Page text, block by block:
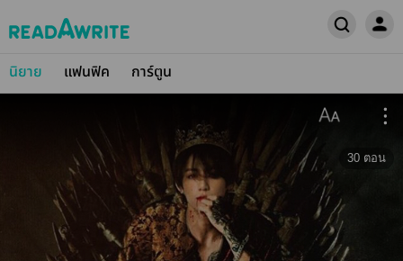
นิยาย แฟนฟิค การ์ตูน
30 ตอน